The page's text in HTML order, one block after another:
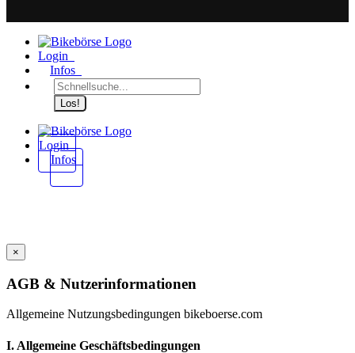
Login
Infos
Los!
Login
Infos
×
AGB & Nutzerinformationen
Allgemeine Nutzungsbedingungen bikeboerse.com
I. Allgemeine Geschäftsbedingungen